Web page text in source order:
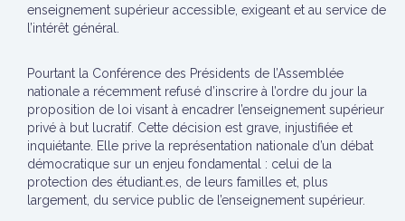
enseignement supérieur accessible, exigeant et au service de
l’intérêt général.
Pourtant la Conférence des Présidents de l’Assemblée
nationale a récemment refusé d’inscrire à l’ordre du jour la
proposition de loi visant à encadrer l’enseignement supérieur
privé à but lucratif. Cette décision est grave, injustifiée et
inquiétante. Elle prive la représentation nationale d’un débat
démocratique sur un enjeu fondamental : celui de la
protection des étudiant.es, de leurs familles et, plus
largement, du service public de l’enseignement supérieur.